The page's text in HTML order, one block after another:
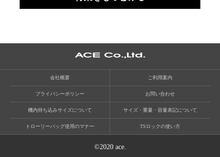
会社概要 ご利用案内
プライバシーポリシー お問い合わせ
機内持ち込みサイズについて サイズ・重量・容量表記について
トローリーバッグ使用のマナー TSロックの使い方
©2020 ace.